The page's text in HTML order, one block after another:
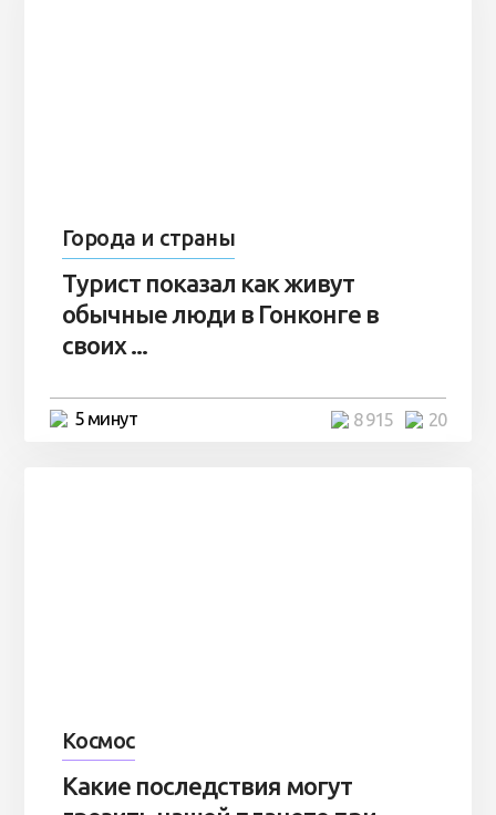
Города и страны
Турист показал как живут
обычные люди в Гонконге в
своих ...
5 минут 20
8 915
Космос
Какие последствия могут